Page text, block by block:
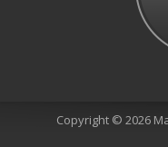
Copyright © 2026